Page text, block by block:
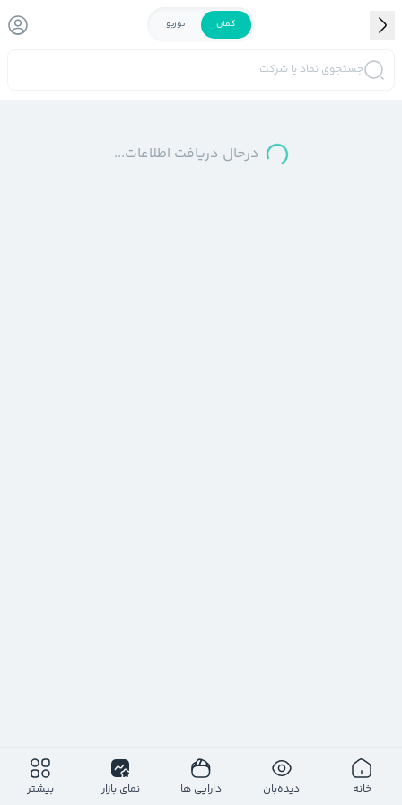
کمان توربو
جستجوی نماد یا شرکت
درحال دریافت اطلاعات...
خانه دیده‌بان دارایی ها نمای بازار بیشتر